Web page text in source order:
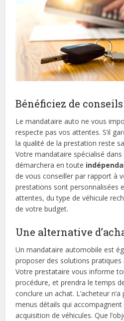
Bénéficiez de
Le mandataire auto ne vous
respecte pas vos attentes. S’il
la qualité de la prestation reste
Votre mandataire spécialisé
démarchera en toute
de vous conseiller par rapport à
prestations sont personnalisées
attentes, du type de véhicule
de votre budget.
Une alternative
Un mandataire automobile est
proposer des solutions pratiques
Votre prestataire vous informe
procédure, et prendra le temps
conclure un achat. L’acheteur
menus détails qui
acquisition de véhicules. Que